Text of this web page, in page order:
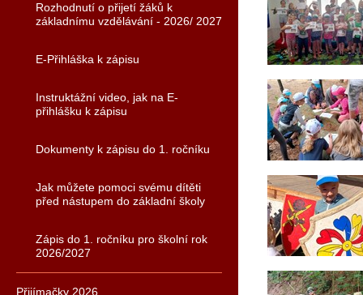
Rozhodnutí o přijetí žáků k
základnímu vzdělávání - 2026/ 2027
E-Přihláška k zápisu
Instruktážní video, jak na E-
přihlášku k zápisu
Dokumenty k zápisu do 1. ročníku
Jak můžete pomoci svému dítěti
před nástupem do základní školy
Zápis do 1. ročníku pro školní rok
2026/2027
Přijímačky 2026